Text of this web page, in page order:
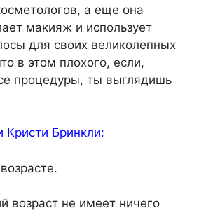
а еще она
макияж и использует
для своих великолепных
в этом плохого, если,
процедуры, ты выглядишь
Кристи Бринкли:
возраст не имеет ничего